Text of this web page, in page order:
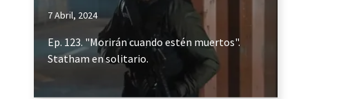
7 Abril, 2024
Ep. 123. "Morirán cuando estén muertos".
Statham en solitario.